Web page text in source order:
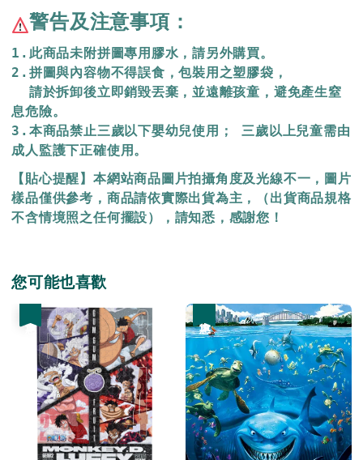
警告及注意事項：
1.此商品未附拼圖專用膠水，請另外購買。
2.拼圖與內容物不得誤食，包裝用之塑膠袋，
  請於拆卸後立即銷毀丟棄，
並遠離孩童，避免產生窒
息危險。
3.本商品禁止三歲以下嬰幼兒使用； 三歲以上兒童需由
成人監護下正確使用。
【貼心提醒】本網站商品圖片拍攝角度及光線不一，圖片
樣品僅供參考，商品請依實際出貨為主，（出貨商品規格
不含情境照之任何擺設），請知悉，感謝您！
您可能也喜歡